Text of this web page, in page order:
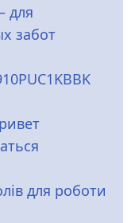
для
забот
для роботи